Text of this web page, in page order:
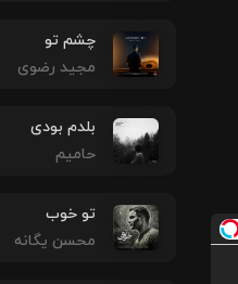
چشم تو
مجید رضوی
بلدم بودی
حامیم
تو خوب
محسن یگانه